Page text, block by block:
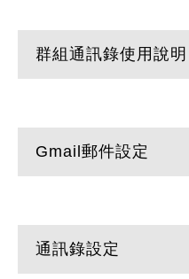
群組通訊錄使用說
Gmail郵件設定
通訊錄設定